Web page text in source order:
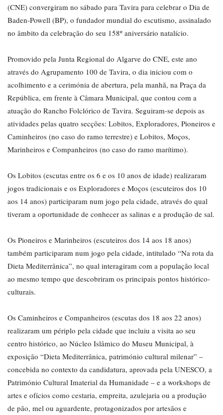
(CNE) convergiram no sábado para Tavira para celebrar o Dia de
Baden-Powell (BP), o fundador mundial do escutismo, assinalado
no âmbito da celebração do seu 158º aniversário natalício.
Promovido pela Junta Regional do Algarve do CNE, este ano
através do Agrupamento 100 de Tavira, o dia iniciou com o
acolhimento e a cerimónia de abertura, pela manhã, na Praça da
República, em frente à Câmara Municipal, que contou com a
atuação do Rancho Folclórico de Tavira. Seguiram-se depois as
atividades pelas quatro secções: Lobitos, Exploradores, Pioneiros e
Caminheiros (no caso do ramo terrestre) e Lobitos, Moços,
Marinheiros e Companheiros (no caso do ramo marítimo).
Os Lobitos (escutas entre os 6 e os 10 anos de idade) realizaram
jogos tradicionais e os Exploradores e Moços (escuteiros dos 10
aos 14 anos) participaram num jogo pela cidade, através do qual
tiveram a oportunidade de conhecer as salinas e a produção de sal.
Os Pioneiros e Marinheiros (escuteiros dos 14 aos 18 anos)
também participaram num jogo pela cidade, intitulado “Na rota da
Dieta Mediterrânica”, no qual interagiram com a população local
ao mesmo tempo que descobriram os principais pontos histórico-
culturais.
Os Caminheiros e Companheiros (escutas dos 18 aos 22 anos)
realizaram um périplo pela cidade que incluiu a visita ao seu
centro histórico, ao Núcleo Islâmico do Museu Municipal, à
exposição “Dieta Mediterrânica, património cultural milenar” –
concebida no contexto da candidatura, aprovada pela UNESCO, a
Património Cultural Imaterial da Humanidade – e a workshops de
artes e ofícios como cestaria, empreita, azulejaria ou a produção
de pão, mel ou aguardente, protagonizados por artesãos e